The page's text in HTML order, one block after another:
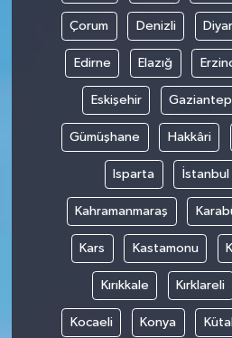
Çorum Denizli
Edirne Elazığ
Eskişehir Gaziantep
Gümüşhane Hakkâri
Isparta İstanbul
Kahramanmaraş
Kars Kastamonu
Kırıkkale Kırklareli
Kocaeli Konya